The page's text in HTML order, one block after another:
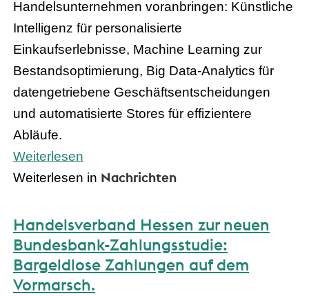
Handelsunternehmen voranbringen: Künstliche
Intelligenz für personalisierte
Einkaufserlebnisse, Machine Learning zur
Bestandsoptimierung, Big Data-Analytics für
datengetriebene Geschäftsentscheidungen
und automatisierte Stores für effizientere
Abläufe.
Weiterlesen
Weiterlesen in Nachrichten
Handelsverband Hessen zur neuen
Bundesbank-Zahlungsstudie:
Bargeldlose Zahlungen auf dem
Vormarsch.